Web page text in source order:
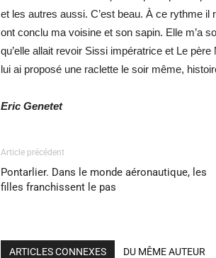
et les autres aussi. C’est beau. À ce rythme
ont conclu ma voisine et son sapin. Elle m’a
qu’elle allait revoir Sissi impératrice et Le père
lui ai proposé une raclette le soir même,
Eric Genetet
Article précédent
Pontarlier. Dans le monde aéronautique, les
filles franchissent le pas
ARTICLES CONNEXES DU MÊME AUTEUR